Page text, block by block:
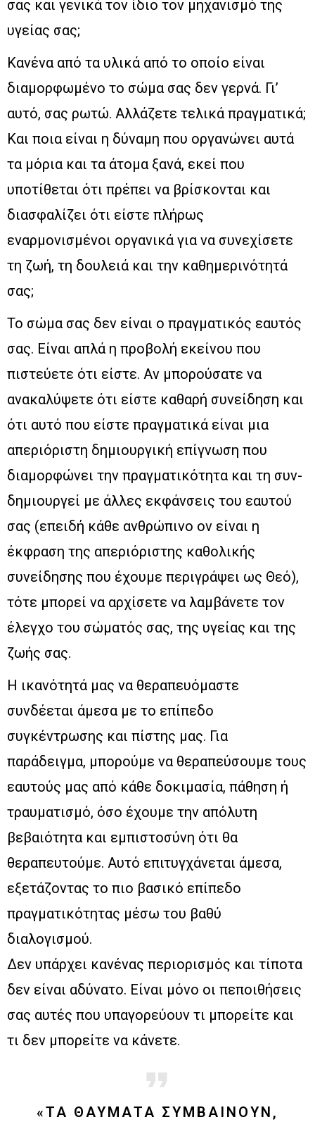
σας και γενικά τον ίδιο τον μηχανισμό της
υγείας σας;
Κανένα από τα υλικά από το οποίο είναι
διαμορφωμένο το σώμα σας δεν γερνά. Γι’
αυτό, σας ρωτώ. Αλλάζετε τελικά πραγματικά;
Και ποια είναι η δύναμη που οργανώνει αυτά
τα μόρια και τα άτομα ξανά, εκεί που
υποτίθεται ότι πρέπει να βρίσκονται και
διασφαλίζει ότι είστε πλήρως
εναρμονισμένοι οργανικά για να συνεχίσετε
τη ζωή, τη δουλειά και την καθημερινότητά
σας;
Το σώμα σας δεν είναι ο πραγματικός εαυτός
σας. Είναι απλά η προβολή εκείνου που
πιστεύετε ότι είστε. Αν μπορούσατε να
ανακαλύψετε ότι είστε καθαρή συνείδηση και
ότι αυτό που είστε πραγματικά είναι μια
απεριόριστη δημιουργική επίγνωση που
διαμορφώνει την πραγματικότητα και τη συν-
δημιουργεί με άλλες εκφάνσεις του εαυτού
σας (επειδή κάθε ανθρώπινο ον είναι η
έκφραση της απεριόριστης καθολικής
συνείδησης που έχουμε περιγράψει ως Θεό),
τότε μπορεί να αρχίσετε να λαμβάνετε τον
έλεγχο του σώματός σας, της υγείας και της
ζωής σας.
Η ικανότητά μας να θεραπευόμαστε
συνδέεται άμεσα με το επίπεδο
συγκέντρωσης και πίστης μας. Για
παράδειγμα, μπορούμε να θεραπεύσουμε τους
εαυτούς μας από κάθε δοκιμασία, πάθηση ή
τραυματισμό, όσο έχουμε την απόλυτη
βεβαιότητα και εμπιστοσύνη ότι θα
θεραπευτούμε. Αυτό επιτυγχάνεται άμεσα,
εξετάζοντας το πιο βασικό επίπεδο
πραγματικότητας μέσω του βαθύ
διαλογισμού.
Δεν υπάρχει κανένας περιορισμός και τίποτα
δεν είναι αδύνατο. Είναι μόνο οι πεποιθήσεις
σας αυτές που υπαγορεύουν τι μπορείτε και
τι δεν μπορείτε να κάνετε.
«ΤΑ ΘΑΎΜΑΤΑ ΣΥΜΒΑΊΝΟΥΝ,